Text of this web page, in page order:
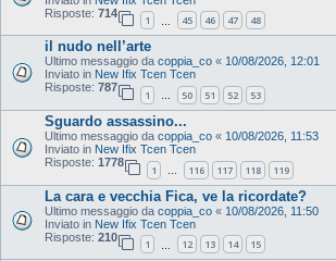
Risposte: 714
1 45 46 47 48
il nudo nell’arte
Ultimo messaggio da coppia_co « 10/08/2026, 12:01
Inviato in New Ifix Tcen Tcen
Risposte: 787
1 … 50 51 52 53
Sguardo assassino...
Ultimo messaggio da coppia_co « 10/08/2026, 11:53
Inviato in New Ifix Tcen Tcen
Risposte: 1778
1 … 116 117 118 119
La cara e vecchia Fica, ve la ricordate?
Ultimo messaggio da coppia_co « 10/08/2026, 11:50
Inviato in New Ifix Tcen Tcen
Risposte: 210
1 12 13 14 15